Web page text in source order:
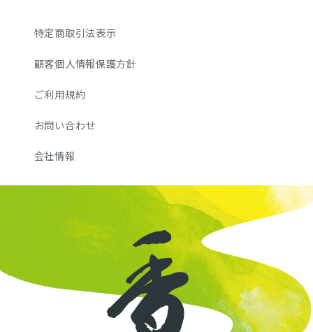
特定商取引法表示
顧客個人情報保護方針
ご利用規約
お問い合わせ
会社情報